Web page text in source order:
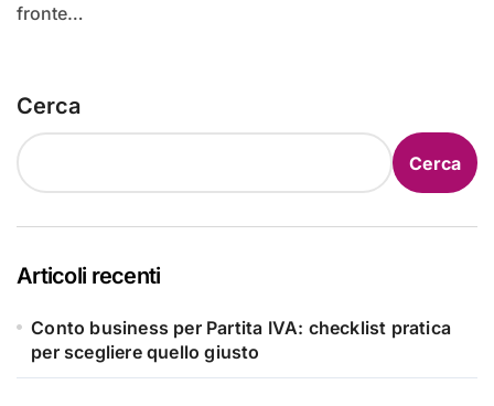
fronte…
Cerca
Cerca
Articoli recenti
Conto business per Partita IVA: checklist pratica
per scegliere quello giusto